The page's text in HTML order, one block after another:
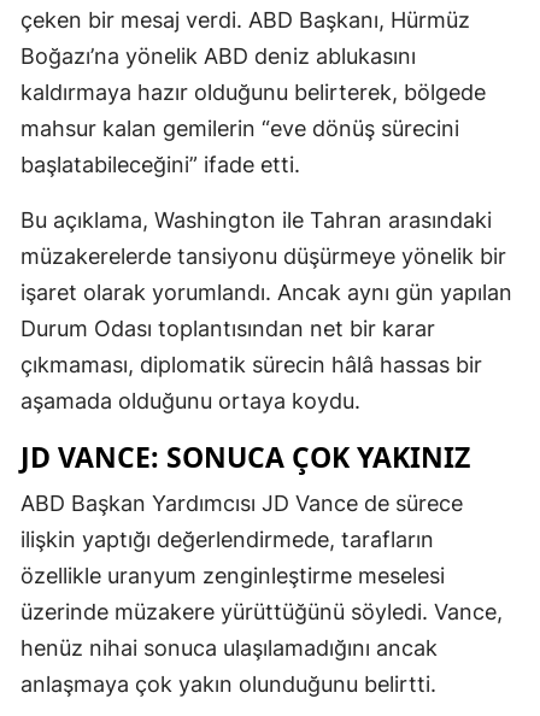
çeken bir mesaj verdi. ABD Başkanı, Hürmüz
Boğazı’na yönelik ABD deniz ablukasını
kaldırmaya hazır olduğunu belirterek, bölgede
mahsur kalan gemilerin “eve dönüş sürecini
başlatabileceğini” ifade etti.
Bu açıklama, Washington ile Tahran arasındaki
müzakerelerde tansiyonu düşürmeye yönelik bir
işaret olarak yorumlandı. Ancak aynı gün yapılan
Durum Odası toplantısından net bir karar
çıkmaması, diplomatik sürecin hâlâ hassas bir
aşamada olduğunu ortaya koydu.
JD VANCE: SONUCA ÇOK YAKINIZ
ABD Başkan Yardımcısı JD Vance de sürece
ilişkin yaptığı değerlendirmede, tarafların
özellikle uranyum zenginleştirme meselesi
üzerinde müzakere yürüttüğünü söyledi. Vance,
henüz nihai sonuca ulaşılamadığını ancak
anlaşmaya çok yakın olunduğunu belirtti.